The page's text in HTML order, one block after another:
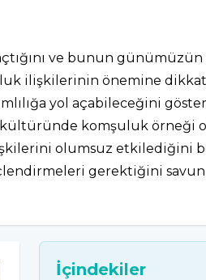
ve bunun günümüzün
ilişkilerinin önemine
yol açabileceğini
komşuluk örneği
olumsuz etkilediğini
gerektiğini
İçindekiler